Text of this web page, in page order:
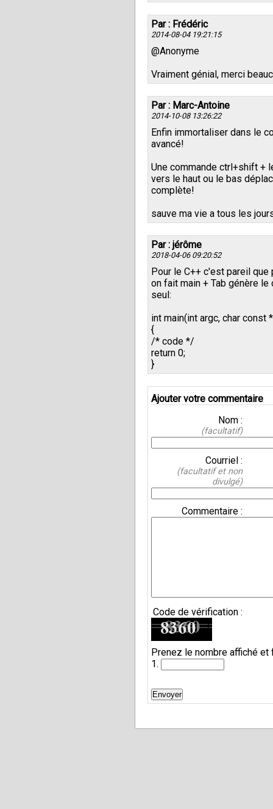
Par : Frédéric
2014-08-04 19:21:15
@Anonyme
Vraiment génial, merci
Par : Marc-Antoine
2014-10-08 13:26:22
Enfin immortaliser dans le
avancé!
Une commande ctrl+shift +
vers le haut ou le bas
complète!
sauve ma vie a tous les
Par : jérôme
2018-04-06 09:20:52
Pour le C++ c'est pareil
on fait main + Tab génère le
seul:
int main(int argc, char const
{
/* code */
return 0;
}
Ajouter votre commentaire
Nom :
(facultatif)
Courriel :
(facultatif et non
divulgé)
Commentaire :
Code de vérification :
Prenez le nombre affiché
1.